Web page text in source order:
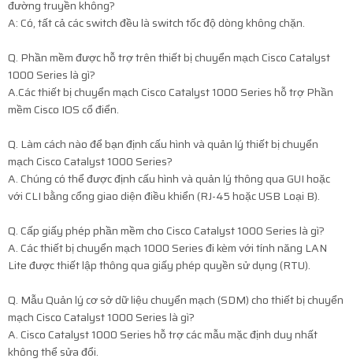
đường truyền không?
A: Có, tất cả các switch đều là switch tốc độ dòng không chặn.
Q. Phần mềm được hỗ trợ trên thiết bị chuyển mạch Cisco Catalyst
1000 Series là gì?
A.Các thiết bị chuyển mạch Cisco Catalyst 1000 Series hỗ trợ Phần
mềm Cisco IOS cổ điển.
Q. Làm cách nào để bạn định cấu hình và quản lý thiết bị chuyển
mạch Cisco Catalyst 1000 Series?
A. Chúng có thể được định cấu hình và quản lý thông qua GUI hoặc
với CLI bằng cổng giao diện điều khiển (RJ-45 hoặc USB Loại B).
Q. Cấp giấy phép phần mềm cho Cisco Catalyst 1000 Series là gì?
A. Các thiết bị chuyển mạch 1000 Series đi kèm với tính năng LAN
Lite được thiết lập thông qua giấy phép quyền sử dụng (RTU).
Q. Mẫu Quản lý cơ sở dữ liệu chuyển mạch (SDM) cho thiết bị chuyển
mạch Cisco Catalyst 1000 Series là gì?
A. Cisco Catalyst 1000 Series hỗ trợ các mẫu mặc định duy nhất
không thể sửa đổi.